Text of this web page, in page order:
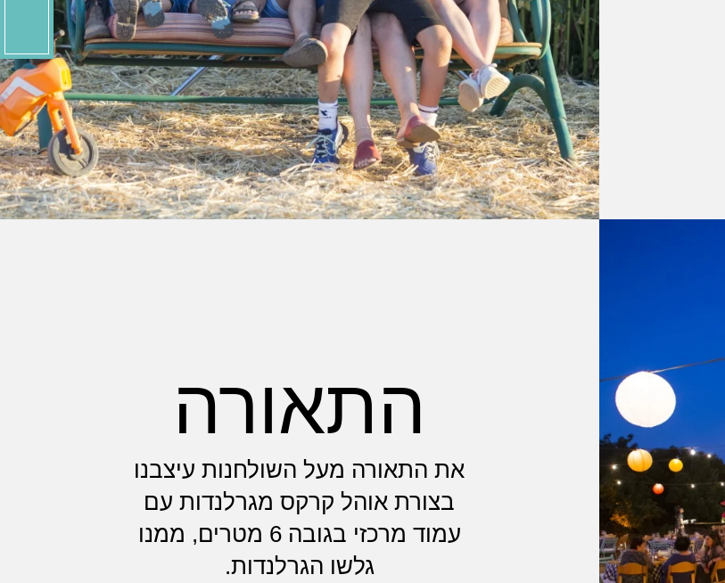
התאורה
את התאורה מעל השולחנות עיצבנו
בצורת אוהל קרקס מגרלנדות עם
עמוד מרכזי בגובה 6 מטרים, ממנו
גלשו הגרלנדות.